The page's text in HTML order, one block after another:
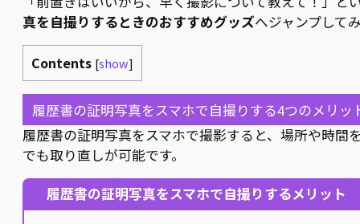
真を自撮りするときのおすすめグッズへジャンプして
Contents [show]
履歴書の証明写真をスマホで自撮りする4つのメリッ
履歴書の証明写真をスマホで撮影すると、場所や時間
でも取り直しが可能です。
履歴書の証明写真をスマホで自撮りするメリット